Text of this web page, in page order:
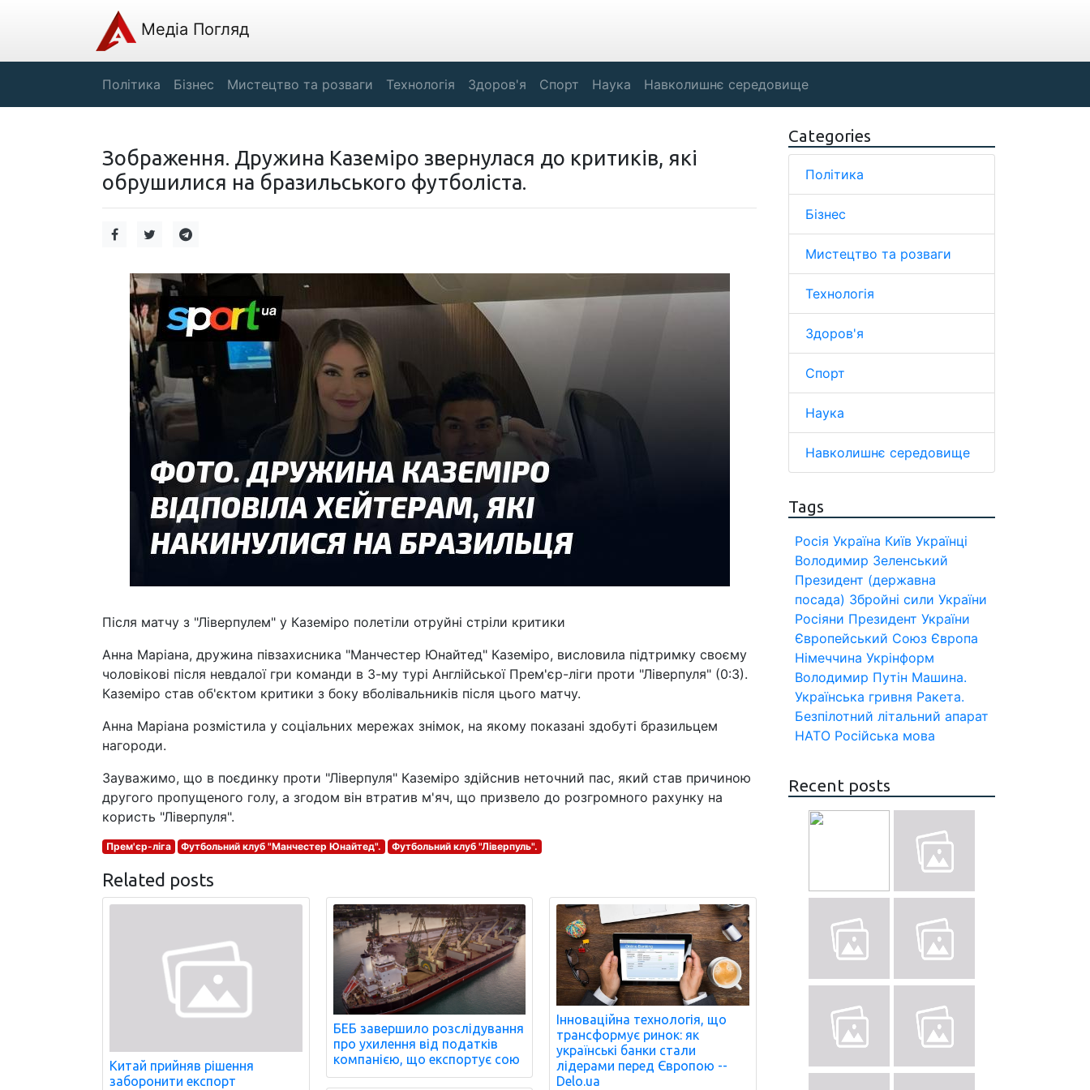
Медіа Погляд
Політика Бізнес Мистецтво та розваги Технологія Здоров'я Спорт Наука Навколишнє середовище
Зображення. Дружина Каземіро звернулася до критиків, які
обрушилися на бразильського футболіста.
Після матчу з "Ліверпулем" у Каземіро полетіли отруйні стріли критики
Анна Маріана, дружина півзахисника "Манчестер Юнайтед" Каземіро, висловила підтримку своєму
чоловікові після невдалої гри команди в 3-му турі Англійської Прем'єр-ліги проти "Ліверпуля" (0:3).
Каземіро став об'єктом критики з боку вболівальників після цього матчу.
Анна Маріана розмістила у соціальних мережах знімок, на якому показані здобуті бразильцем
нагороди.
Зауважимо, що в поєдинку проти "Ліверпуля" Каземіро здійснив неточний пас, який став причиною
другого пропущеного голу, а згодом він втратив м'яч, що призвело до розгромного рахунку на
користь "Ліверпуля".
Прем'єр-ліга Футбольний клуб "Манчестер Юнайтед". Футбольний клуб "Ліверпуль".
Related posts
Китай прийняв рішення
заборонити експорт
БЕБ завершило розслідування
про ухилення від податків
компанією, що експортує сою
Інноваційна технологія, що
трансформує ринок: як
українські банки стали
лідерами перед Європою --
Delo.ua
Categories
Політика
Бізнес
Мистецтво та розваги
Технологія
Здоров'я
Спорт
Наука
Навколишнє середовище
Tags
Росія Україна Київ Українці
Володимир Зеленський
Президент (державна
посада) Збройні сили України
Росіяни Президент України
Європейський Союз Європа
Німеччина Укрінформ
Володимир Путін Машина.
Українська гривня Ракета.
Безпілотний літальний апарат
НАТО Російська мова
Recent posts